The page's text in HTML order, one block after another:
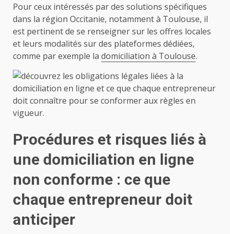
Pour ceux intéressés par des solutions spécifiques
dans la région Occitanie, notamment à Toulouse, il
est pertinent de se renseigner sur les offres locales
et leurs modalités sur des plateformes dédiées,
comme par exemple la domiciliation à Toulouse.
Procédures et risques liés à
une domiciliation en ligne
non conforme : ce que
chaque entrepreneur doit
anticiper